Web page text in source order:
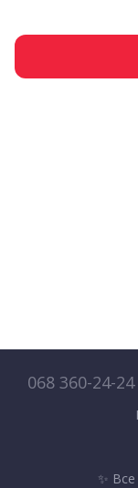
068 360-24-24
✨